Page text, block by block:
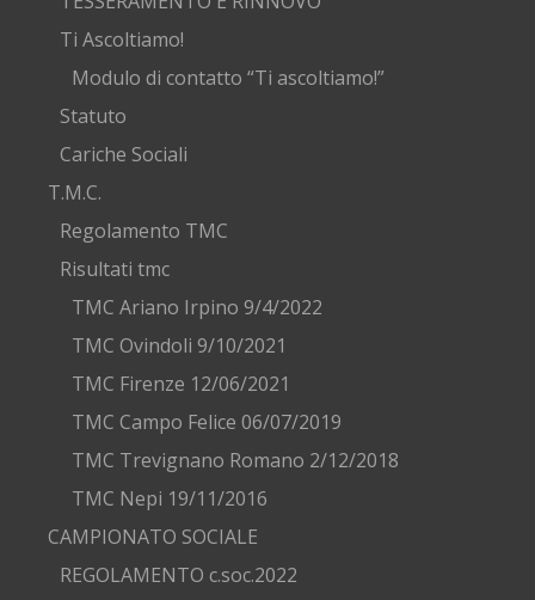
Ti Ascoltiamo!
Modulo di contatto “Ti ascoltiamo!”
Statuto
Cariche Sociali
T.M.C.
Regolamento TMC
Risultati tmc
TMC Ariano Irpino 9/4/2022
TMC Ovindoli 9/10/2021
TMC Firenze 12/06/2021
TMC Campo Felice 06/07/2019
TMC Trevignano Romano 2/12/2018
TMC Nepi 19/11/2016
CAMPIONATO SOCIALE
REGOLAMENTO c.soc.2022